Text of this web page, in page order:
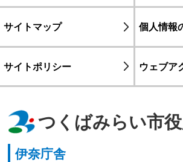
サイトマップ 個人情報
サイトポリシー ウェブア
つくばみらい市
伊奈庁舎